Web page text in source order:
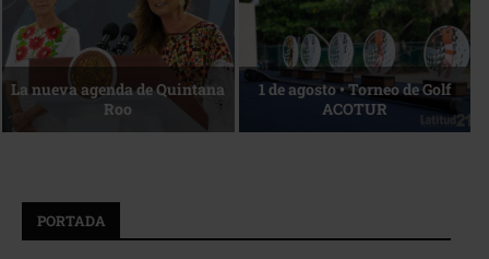
Reconocimiento de viajeros La esencia del servicio
PORTADA